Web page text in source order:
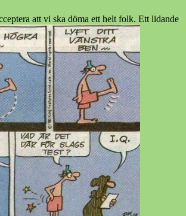
att vi ska döma ett helt folk. Ett lidande